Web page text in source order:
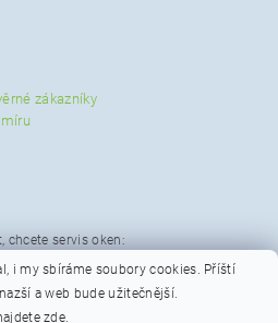
zákazníky
chcete servis oken:
i my sbíráme soubory cookies. Příští
a web bude užitečnější.
zde.